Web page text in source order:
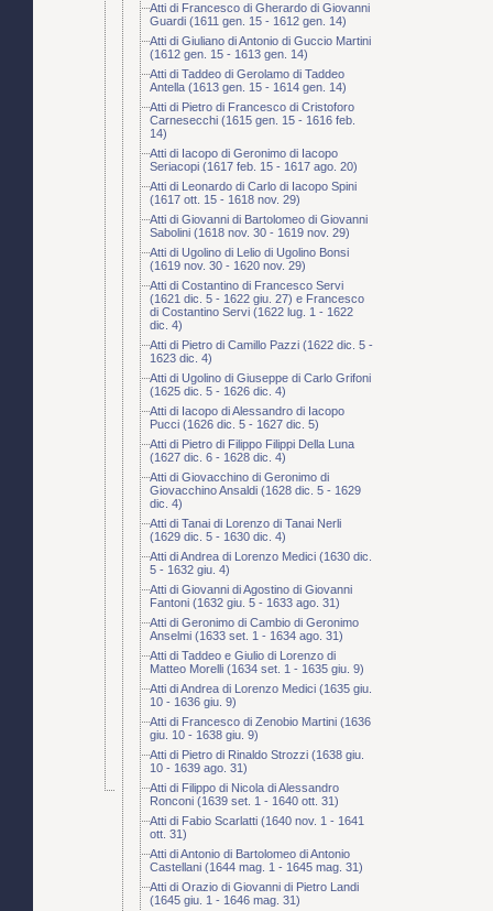
Atti di Francesco di Gherardo di Giovanni
Guardi (1611 gen. 15 - 1612 gen. 14)
Atti di Giuliano di Antonio di Guccio Martini
(1612 gen. 15 - 1613 gen. 14)
Atti di Taddeo di Gerolamo di Taddeo
Antella (1613 gen. 15 - 1614 gen. 14)
Atti di Pietro di Francesco di Cristoforo
Carnesecchi (1615 gen. 15 - 1616 feb.
14)
Atti di Iacopo di Geronimo di Iacopo
Seriacopi (1617 feb. 15 - 1617 ago. 20)
Atti di Leonardo di Carlo di Iacopo Spini
(1617 ott. 15 - 1618 nov. 29)
Atti di Giovanni di Bartolomeo di Giovanni
Sabolini (1618 nov. 30 - 1619 nov. 29)
Atti di Ugolino di Lelio di Ugolino Bonsi
(1619 nov. 30 - 1620 nov. 29)
Atti di Costantino di Francesco Servi
(1621 dic. 5 - 1622 giu. 27) e Francesco
di Costantino Servi (1622 lug. 1 - 1622
dic. 4)
Atti di Pietro di Camillo Pazzi (1622 dic. 5 -
1623 dic. 4)
Atti di Ugolino di Giuseppe di Carlo Grifoni
(1625 dic. 5 - 1626 dic. 4)
Atti di Iacopo di Alessandro di Iacopo
Pucci (1626 dic. 5 - 1627 dic. 5)
Atti di Pietro di Filippo Filippi Della Luna
(1627 dic. 6 - 1628 dic. 4)
Atti di Giovacchino di Geronimo di
Giovacchino Ansaldi (1628 dic. 5 - 1629
dic. 4)
Atti di Tanai di Lorenzo di Tanai Nerli
(1629 dic. 5 - 1630 dic. 4)
Atti di Andrea di Lorenzo Medici (1630 dic.
5 - 1632 giu. 4)
Atti di Giovanni di Agostino di Giovanni
Fantoni (1632 giu. 5 - 1633 ago. 31)
Atti di Geronimo di Cambio di Geronimo
Anselmi (1633 set. 1 - 1634 ago. 31)
Atti di Taddeo e Giulio di Lorenzo di
Matteo Morelli (1634 set. 1 - 1635 giu. 9)
Atti di Andrea di Lorenzo Medici (1635 giu.
10 - 1636 giu. 9)
Atti di Francesco di Zenobio Martini (1636
giu. 10 - 1638 giu. 9)
Atti di Pietro di Rinaldo Strozzi (1638 giu.
10 - 1639 ago. 31)
Atti di Filippo di Nicola di Alessandro
Ronconi (1639 set. 1 - 1640 ott. 31)
Atti di Fabio Scarlatti (1640 nov. 1 - 1641
ott. 31)
Atti di Antonio di Bartolomeo di Antonio
Castellani (1644 mag. 1 - 1645 mag. 31)
Atti di Orazio di Giovanni di Pietro Landi
(1645 giu. 1 - 1646 mag. 31)